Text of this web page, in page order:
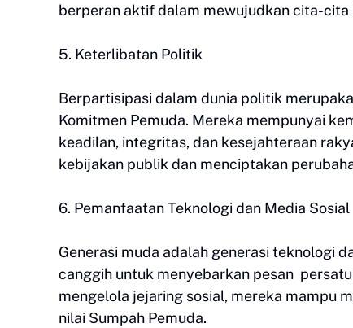
berperan aktif dalam mewujudkan cita-cita
5. Keterlibatan Politik
Berpartisipasi dalam dunia politik
Komitmen Pemuda. Mereka mempunyai
keadilan, integritas, dan kesejahteraan
kebijakan publik dan menciptakan
6. Pemanfaatan Teknologi dan Media Sosial
Generasi muda adalah generasi teknologi
canggih untuk menyebarkan pesan
mengelola jejaring sosial, mereka mampu
nilai Sumpah Pemuda.